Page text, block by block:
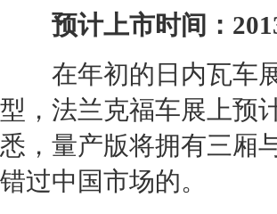
预计上市时间：
在年初的 日内瓦车
型，法兰克福车展上预
悉，量产版将拥有三厢
错过中国市场的。